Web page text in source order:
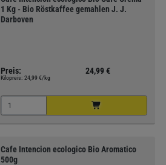
1 Kg - Bio Röstkaffee gemahlen J. J.
Darboven
Preis: 24,99 €
Kilopreis: 24,99 €/kg
Cafe Intencion ecologico Bio Aromatico
500g